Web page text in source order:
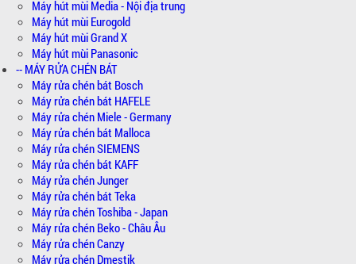
Máy hút mùi Media - Nội địa trung
Máy hút mùi Eurogold
Máy hút mùi Grand X
Máy hút mùi Panasonic
-- MÁY RỬA CHÉN BÁT
Máy rửa chén bát Bosch
Máy rửa chén bát HAFELE
Máy rửa chén Miele - Germany
Máy rửa chén bát Malloca
Máy rửa chén SIEMENS
Máy rửa chén bát KAFF
Máy rửa chén Junger
Máy rửa chén bát Teka
Máy rửa chén Toshiba - Japan
Máy rửa chén Beko - Châu Âu
Máy rửa chén Canzy
Máy rửa chén Dmestik